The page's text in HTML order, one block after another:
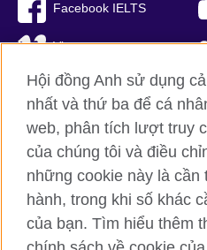
Facebook IELTS
Vimeo
RSS
Hội đồng Anh toàn cầu
Bảo mật thông tin và quy định sử
Cookie
Hội đồng Anh sử dụng
nhất và thứ ba để cá
web, phân tích lượt truy
của chúng tôi và điều
những cookie này là cần
hành, trong khi số khác
của bạn. Tìm hiểu thêm